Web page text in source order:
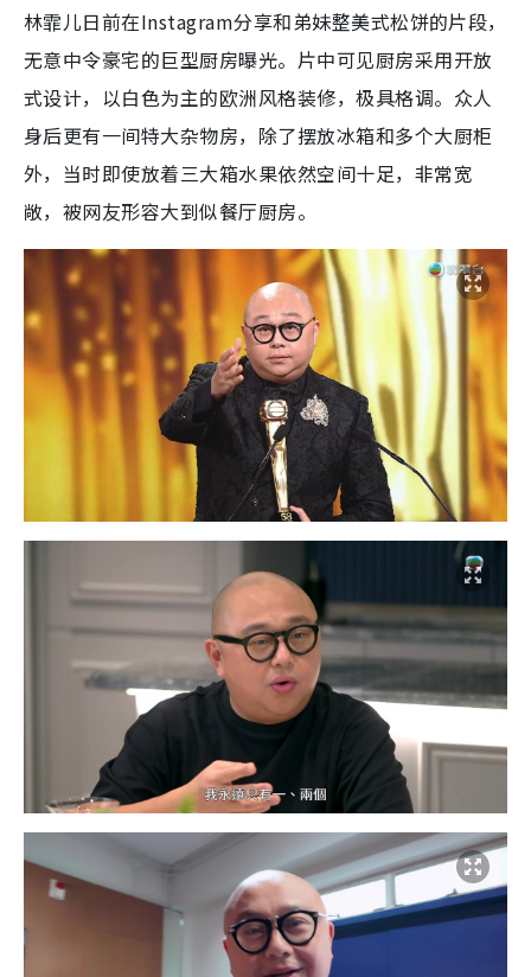
林霏儿日前在Instagram分享和弟妹整美式松饼的片段，
无意中令豪宅的巨型厨房曝光。片中可见厨房采用开放
式设计，以白色为主的欧洲风格装修，极具格调。众人
身后更有一间特大杂物房，除了摆放冰箱和多个大厨柜
外，当时即使放着三大箱水果依然空间十足，非常宽
敞，被网友形容大到似餐厅厨房。